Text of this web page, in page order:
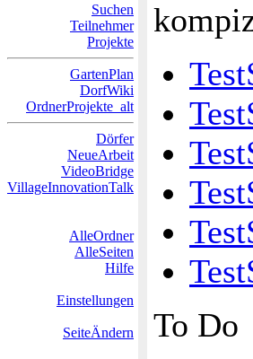
Suchen
Teilnehmer
Projekte
GartenPlan
DorfWiki
OrdnerProjekte_alt
Dörfer
NeueArbeit
VideoBridge
VillageInnovationTalk
AlleOrdner
AlleSeiten
Hilfe
Einstellungen
SeiteÄndern
To Do